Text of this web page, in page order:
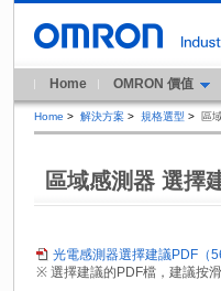
Home OMRON 價值
Home > 解決方案 > 規格選型 > 區
區域感測器 選擇
光電感測器選擇建議PDF（
※ 選擇建議的PDF檔，建議按